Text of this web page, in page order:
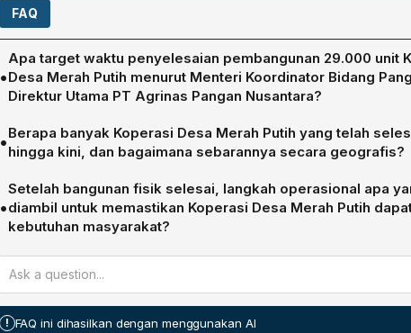
FAQ
•
Apa target waktu penyelesaian pembangunan 29.000 unit
Desa Merah Putih menurut Menteri Koordinator Bidang
Direktur Utama PT Agrinas Pangan Nusantara?
Menteri Koordinator Bidang Pangan Zulkifli Hasan menargetkan
Mei‑Juni 2026, sedangkan Direktur Utama PT Agrinas Pangan
Angelo De Sousa Mota menegaskan target akhir April 2026. Kedua
bahwa seluruh 29.000 unit diharapkan rampung sebelum
tergantung pada ketersediaan lahan.
•Berapa banyak Koperasi Desa Merah Putih yang telah
hingga kini, dan bagaimana sebarannya secara geografis?
Hingga saat ini, sebanyak 680 unit telah selesai dibangun
berada di Pulau Jawa, khususnya tersebar di Jawa Tengah, Jawa
Barat. Di luar Jawa, masing‑masing provinsi baru memiliki antara 10
yang selesai, sehingga konsentrasi pembangunan masih sangat
wilayah Jawa.
•
Setelah bangunan fisik selesai, langkah operasional apa
diambil untuk memastikan Koperasi Desa Merah Putih
kebutuhan masyarakat?
Tahap selanjutnya adalah memastikan operasional koperasi
Koperasi akan menyediakan kebutuhan dasar seperti pupuk, LPG 3
sembako, sekaligus menyalurkan SPPG (Satuan Pelayanan
! FAQ ini dihasilkan dengan menggunakan AI